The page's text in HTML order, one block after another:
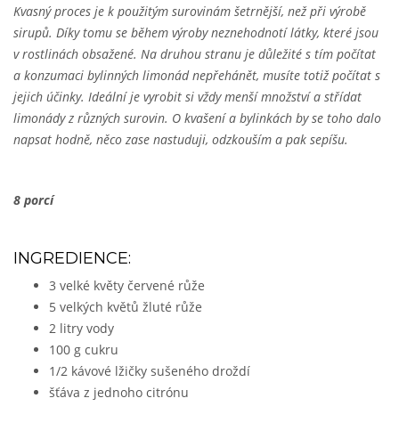
Kvasný proces je k použitým surovinám šetrnější, než při výrobě
sirupů. Díky tomu se během výroby neznehodnotí látky, které jsou
v rostlinách obsažené. Na druhou stranu je důležité s tím počítat
a konzumaci bylinných limonád nepřehánět, musíte totiž počítat s
jejich účinky. Ideální je vyrobit si vždy menší množství a střídat
limonády z různých surovin. O kvašení a bylinkách by se toho dalo
napsat hodně, něco zase nastuduji, odzkouším a pak sepíšu.
8 porcí
INGREDIENCE:
3 velké květy červené růže
5 velkých květů žluté růže
2 litry vody
100 g cukru
1/2 kávové lžičky sušeného droždí
šťáva z jednoho citrónu